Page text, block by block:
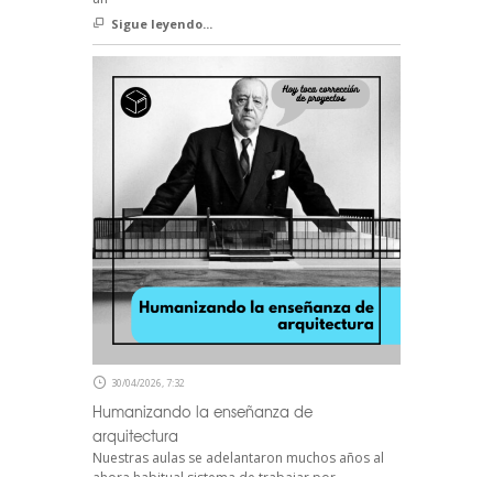
Sigue leyendo...
30/04/2026, 7:32
Humanizando la enseñanza de
arquitectura
Nuestras aulas se adelantaron muchos años al